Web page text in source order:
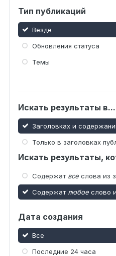
Тип публикаций
Везде
Обновления статуса
Темы
Искать результаты в...
Заголовках и
Только в заголовках
Искать результаты,
Содержат все слова из
Содержат любое слово
Дата создания
Все
Последние 24 часа